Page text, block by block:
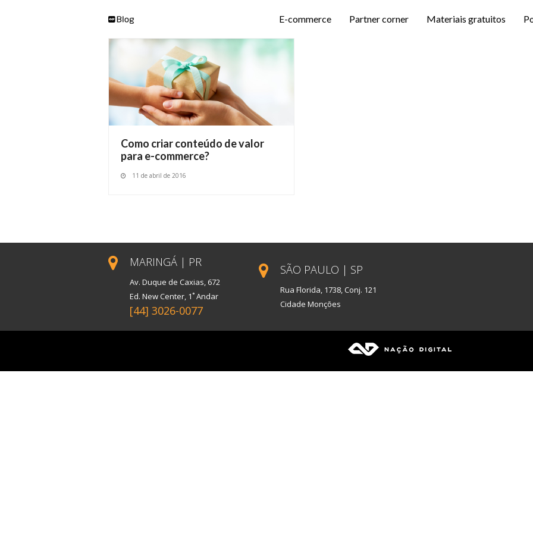
E-commerce Partner corner Materiais gratuitos
Como criar conteúdo de valor
para e-commerce?
11 de abril de 2016
MARINGÁ | PR
Av. Duque de Caxias, 672
Ed. New Center, 1˚ Andar
[44] 3026-0077
SÃO PAULO | SP
Rua Florida, 1738, Conj. 121
Cidade Monções